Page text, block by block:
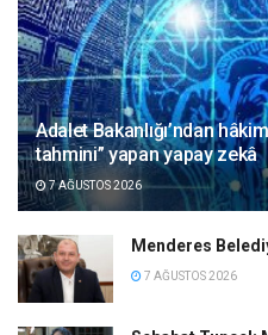
Adalet Bakanlığı’ndan
tahmini” yapan yapay zekâ
7 AĞUSTOS 2026
Menderes
7 AĞUSTOS 2026